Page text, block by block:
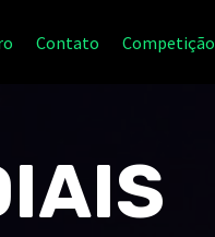
Contato Competição